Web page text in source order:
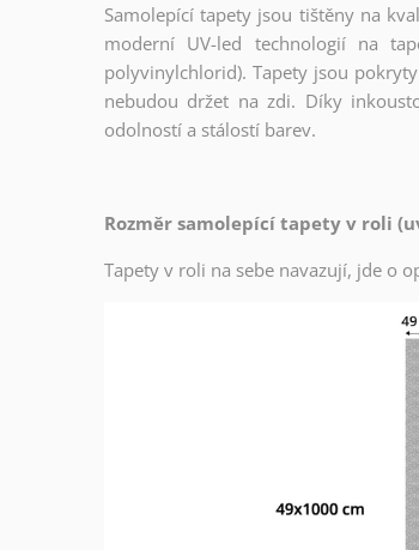
Samolepící tapety jsou tištěny na
moderní UV-led technologií na
polyvinylchlorid). Tapety jsou
nebudou držet na zdi. Díky
odolností a stálostí barev.
Rozměr samolepící tapety v roli
Tapety v roli na sebe navazují, jde o